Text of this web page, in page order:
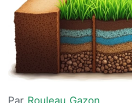
Par Rouleau Gazon